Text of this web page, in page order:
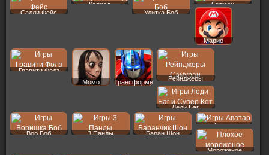
Салли Фейс
Капхед
Улитка Боб
Бэтмен
Марио
Гравити Фолз
Момо
Трансформеры
Рейнджеры
Леди Баг
Вор Боб 3 Панды Баран Шон
Аватар
Мороженое